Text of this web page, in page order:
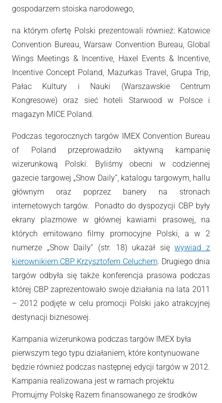
gospodarzem stoiska narodowego,
na którym ofertę Polski prezentowali również: Katowice
Convention Bureau, Warsaw Convention Bureau, Global
Wings Meetings & Incentive, Haxel Events & Incentive,
Incentive Concept Poland, Mazurkas Travel, Grupa Trip,
Pałac Kultury i Nauki (Warszawskie Centrum
Kongresowe) oraz sieć hoteli Starwood w Polsce i
magazyn MICE Poland.
Podczas tegorocznych targów IMEX Convention Bureau
of Poland przeprowadziło aktywną kampanię
wizerunkową Polski. Byliśmy obecni w codziennej
gazecie targowej „Show Daily”, katalogu targowym, hallu
głównym oraz poprzez banery na stronach
internetowych targów. Ponadto do dyspozycji CBP były
ekrany plazmowe w głównej kawiarni prasowej, na
których emitowano filmy promocyjne Polski, a w 2
numerze „Show Daily” (str. 18) ukazał sięwywiad z
kierownikiem CBP Krzysztofem Celuchem. Drugiego dnia
targów odbyła się także konferencja prasowa podczas
której CBP zaprezentowało swoje działania na lata 2011
– 2012 podjęte w celu promocji Polski jako atrakcyjnej
destynacji biznesowej.
Kampania wizerunkowa podczas targów IMEX była
pierwszym tego typu działaniem, które kontynuowane
będzie również podczas następnej edycji targów w 2012.
Kampania realizowana jest w ramach projektu
Promujmy Polskę Razem finansowanego ze środków